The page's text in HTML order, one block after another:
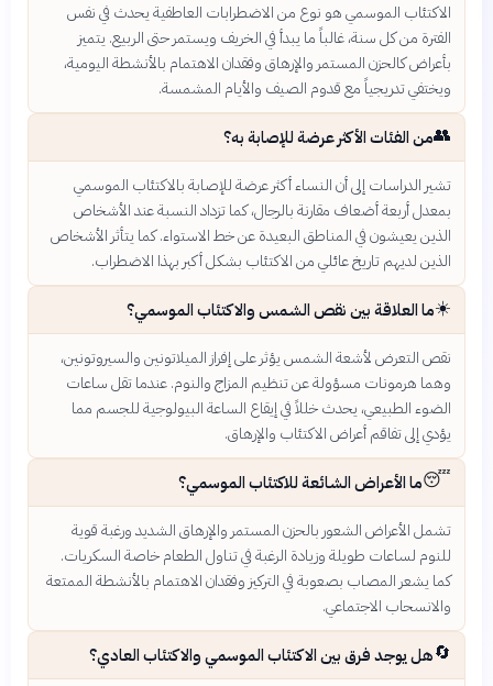
الاكتئاب الموسمي هو نوع من الاضطرابات العاطفية يحدث في نفس
الفترة من كل سنة، غالباً ما يبدأ في الخريف ويستمر حتى الربيع. يتميز
بأعراض كالحزن المستمر والإرهاق وفقدان الاهتمام بالأنشطة اليومية،
ويختفي تدريجياً مع قدوم الصيف والأيام المشمسة.
👥من الفئات الأكثر عرضة للإصابة به؟
تشير الدراسات إلى أن النساء أكثر عرضة للإصابة بالاكتئاب الموسمي
بمعدل أربعة أضعاف مقارنة بالرجال، كما تزداد النسبة عند الأشخاص
الذين يعيشون في المناطق البعيدة عن خط الاستواء. كما يتأثر الأشخاص
الذين لديهم تاريخ عائلي من الاكتئاب بشكل أكبر بهذا الاضطراب.
☀️ما العلاقة بين نقص الشمس والاكتئاب الموسمي؟
نقص التعرض لأشعة الشمس يؤثر على إفراز الميلاتونين والسيروتونين،
وهما هرمونات مسؤولة عن تنظيم المزاج والنوم. عندما تقل ساعات
الضوء الطبيعي، يحدث خللاً في إيقاع الساعة البيولوجية للجسم مما
يؤدي إلى تفاقم أعراض الاكتئاب والإرهاق.
😴ما الأعراض الشائعة للاكتئاب الموسمي؟
تشمل الأعراض الشعور بالحزن المستمر والإرهاق الشديد ورغبة قوية
للنوم لساعات طويلة وزيادة الرغبة في تناول الطعام خاصة السكريات.
كما يشعر المصاب بصعوبة في التركيز وفقدان الاهتمام بالأنشطة الممتعة
والانسحاب الاجتماعي.
🔄هل يوجد فرق بين الاكتئاب الموسمي والاكتئاب العادي؟